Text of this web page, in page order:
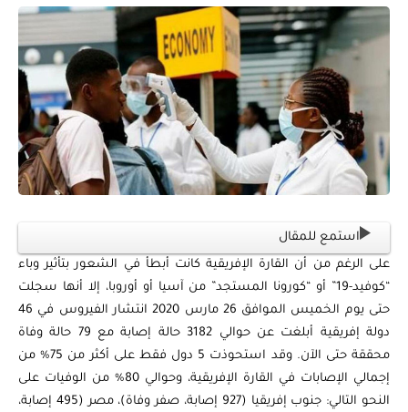
استمع للمقال
على الرغم من أن القارة الإفريقية كانت أبطأ في الشعور بتأثير وباء
“كوفيد-19” أو “كورونا المستجد” من آسيا أو أوروبا، إلا أنها سجلت
حتى يوم الخميس الموافق 26 مارس 2020 انتشار الفيروس في 46
دولة إفريقية أبلغت عن حوالي 3182 حالة إصابة مع 79 حالة وفاة
محققة حتى الآن. وقد استحوذت 5 دول فقط على أكثر من 75% من
إجمالي الإصابات في القارة الإفريقية، وحوالي 80% من الوفيات على
النحو التالي: جنوب إفريقيا (927 إصابة، صفر وفاة)، مصر (495 إصابة،